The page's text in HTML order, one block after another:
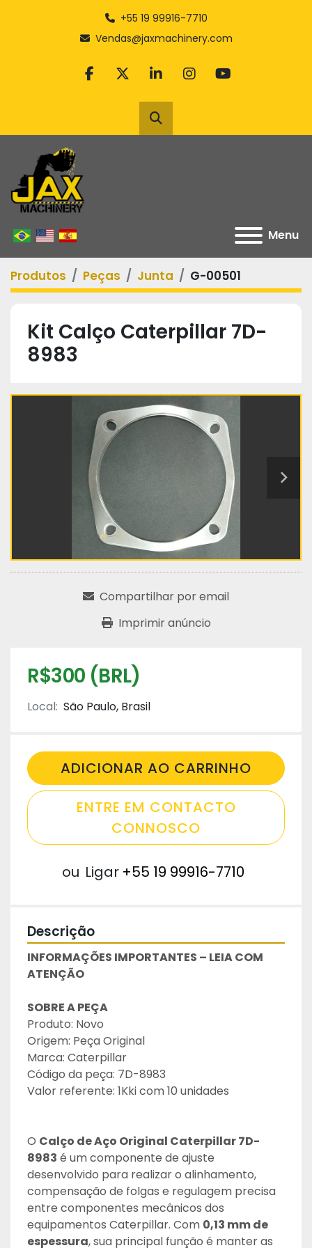
+55 19 99916-7710
Vendas@jaxmachinery.com
facebook
twitterlinkedininstagram
youtube
Pesquisar
Menu
Produtos Peças Junta G-00501
Kit Calço Caterpillar 7D-
8983
Compartilhar por email
Imprimir anúncio
R$300 (BRL)
Local: São Paulo, Brasil
ADICIONAR AO CARRINHO
ENTRE EM CONTACTO
CONNOSCO
ou Ligar +55 19 99916-7710
Descrição
INFORMAÇÕES IMPORTANTES – LEIA COM
ATENÇÃO
SOBRE A PEÇA
Produto: Novo
Origem: Peça Original
Marca: Caterpillar
Código da peça: 7D-8983
Valor referente: 1Kki com 10 unidades
O Calço de Aço Original Caterpillar 7D-
8983 é um componente de ajuste
desenvolvido para realizar o alinhamento,
compensação de folgas e regulagem precisa
entre componentes mecânicos dos
equipamentos Caterpillar. Com 0,13 mm de
espessura, sua principal função é manter as